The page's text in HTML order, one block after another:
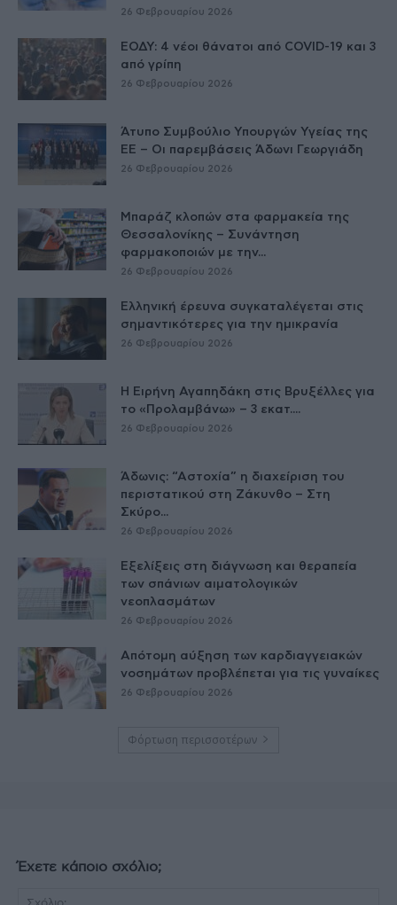
26 Φεβρουαρίου 2026
ΕΟΔΥ: 4 νέοι θάνατοι από COVID-19 και 3
από γρίπη
26 Φεβρουαρίου 2026
Άτυπο Συμβούλιο Υπουργών Υγείας της
ΕE – Οι παρεμβάσεις Άδωνι Γεωργιάδη
26 Φεβρουαρίου 2026
Μπαράζ κλοπών στα φαρμακεία της
Θεσσαλονίκης – Συνάντηση
φαρμακοποιών με την...
26 Φεβρουαρίου 2026
Ελληνική έρευνα συγκαταλέγεται στις
σημαντικότερες για την ημικρανία
26 Φεβρουαρίου 2026
Η Ειρήνη Αγαπηδάκη στις Βρυξέλλες για
το «Προλαμβάνω» – 3 εκατ....
26 Φεβρουαρίου 2026
Άδωνις: “Αστοχία” η διαχείριση του
περιστατικού στη Ζάκυνθο – Στη
Σκύρο...
26 Φεβρουαρίου 2026
Εξελίξεις στη διάγνωση και θεραπεία
των σπάνιων αιματολογικών
νεοπλασμάτων
26 Φεβρουαρίου 2026
Απότομη αύξηση των καρδιαγγειακών
νοσημάτων προβλέπεται για τις γυναίκες
26 Φεβρουαρίου 2026
Φόρτωση περισσοτέρων
Έχετε κάποιο σχόλιο;